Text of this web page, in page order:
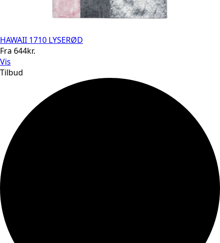
HAWAII 1710 LYSERØD
Fra 644kr.
Vis
Tilbud